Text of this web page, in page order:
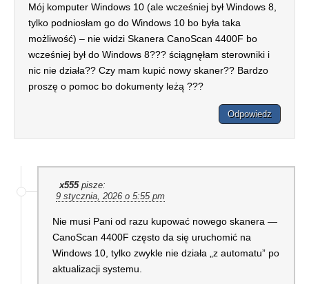
Mój komputer Windows 10 (ale wcześniej był Windows 8,
tylko podniosłam go do Windows 10 bo była taka
możliwość) – nie widzi Skanera CanoScan 4400F bo
wcześniej był do Windows 8??? ściągnęłam sterowniki i
nic nie działa?? Czy mam kupić nowy skaner?? Bardzo
proszę o pomoc bo dokumenty leżą ???
Odpowiedz
x555 pisze:
9 stycznia, 2026 o 5:55 pm
Nie musi Pani od razu kupować nowego skanera —
CanoScan 4400F często da się uruchomić na
Windows 10, tylko zwykle nie działa „z automatu” po
aktualizacji systemu.